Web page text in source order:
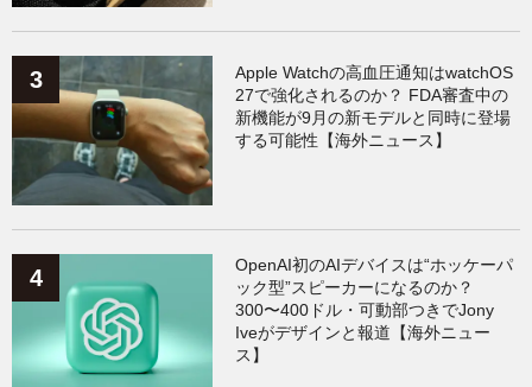
Apple Watchの高血圧通知はwatchOS
27で強化されるのか？ FDA審査中の
新機能が9月の新モデルと同時に登場
する可能性【海外ニュース】
OpenAI初のAIデバイスは“ホッケーパ
ック型”スピーカーになるのか？
300〜400ドル・可動部つきでJony
Iveがデザインと報道【海外ニュー
ス】